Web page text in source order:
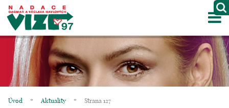
O NÁS
PROJEKTY
Úvod * Aktuality * Strana 127